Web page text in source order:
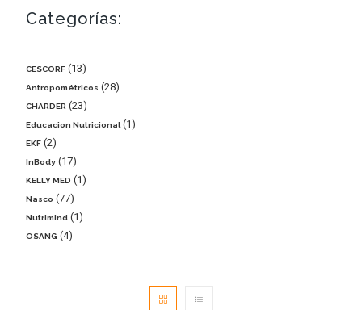
Categorías:
CESCORF 13
Antropométricos 28
CHARDER 23
Educacion Nutricional 1
EKF 2
InBody 17
KELLY MED 1
Nasco 77
Nutrimind 1
OSANG 4